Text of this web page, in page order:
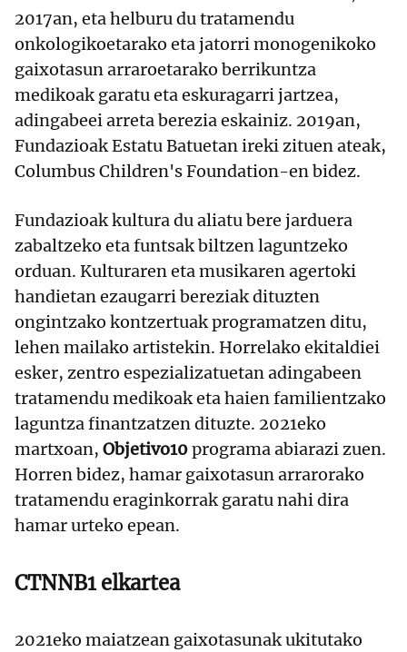
2017an, eta helburu du tratamendu
onkologikoetarako eta jatorri monogenikoko
gaixotasun arraroetarako berrikuntza
medikoak garatu eta eskuragarri jartzea,
adingabeei arreta berezia eskainiz. 2019an,
Fundazioak Estatu Batuetan ireki zituen ateak,
Columbus Children's Foundation-en bidez.
Fundazioak kultura du aliatu bere jarduera
zabaltzeko eta funtsak biltzen laguntzeko
orduan. Kulturaren eta musikaren agertoki
handietan ezaugarri bereziak dituzten
ongintzako kontzertuak programatzen ditu,
lehen mailako artistekin. Horrelako ekitaldiei
esker, zentro espezializatuetan adingabeen
tratamendu medikoak eta haien familientzako
laguntza finantzatzen dituzte. 2021eko
martxoan, Objetivo10programa abiarazi zuen.
Horren bidez, hamar gaixotasun arrarorako
tratamendu eraginkorrak garatu nahi dira
hamar urteko epean.
CTNNB1 elkartea
2021eko maiatzean gaixotasunak ukitutako